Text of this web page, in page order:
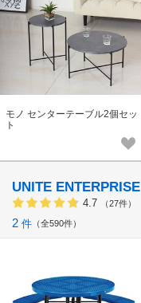
モノ センターテーブル2個セッ
ト
UNITE ENTERPRISE
4.7 （27件）
2 件 全590件